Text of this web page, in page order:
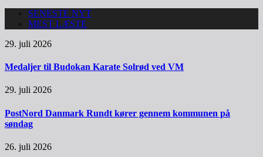
SENESTE NYT
MEST LÆSTE
29. juli 2026
Medaljer til Budokan Karate Solrød ved VM
29. juli 2026
PostNord Danmark Rundt kører gennem kommunen på
søndag
26. juli 2026